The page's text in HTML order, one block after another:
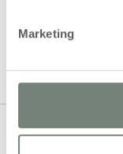
Marketing